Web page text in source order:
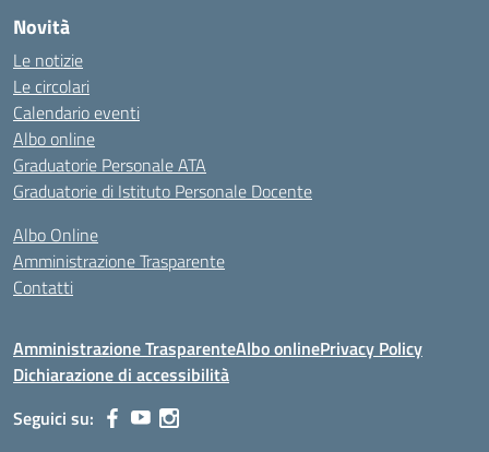
Novità
Le notizie
Le circolari
Calendario eventi
Albo online
Graduatorie Personale ATA
Graduatorie di Istituto Personale Docente
Albo Online
Amministrazione Trasparente
Contatti
Amministrazione TrasparenteAlbo onlinePrivacy Policy
Dichiarazione di accessibilità
Seguici su: